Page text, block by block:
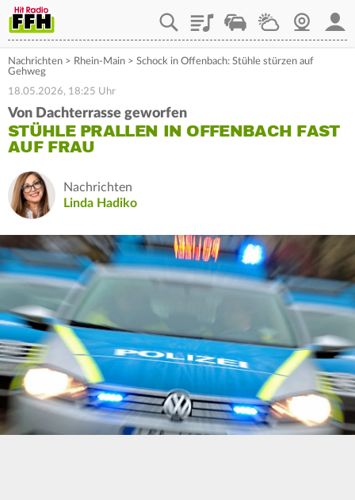
PlaylistStaupilotWetterWebcam
Nachrichten > Rhein-Main > Schock in Offenbach: Stühle stürzen auf
Gehweg
18.05.2026, 18:25 Uhr
Von Dachterrasse geworfen
STÜHLE PRALLEN IN OFFENBACH FAST
AUF FRAU
Nachrichten
Linda Hadiko